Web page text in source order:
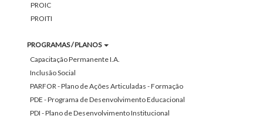
PROIC
PROITI
PROGRAMAS / PLANOS
Capacitação Permanente I.A.
Inclusão Social
PARFOR - Plano de Ações Articuladas - Formação
PDE - Programa de Desenvolvimento Educacional
PDI - Plano de Desenvolvimento Institucional